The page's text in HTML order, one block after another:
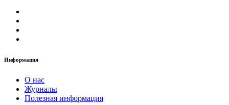
Информация
О нас
Журналы
Полезная информация